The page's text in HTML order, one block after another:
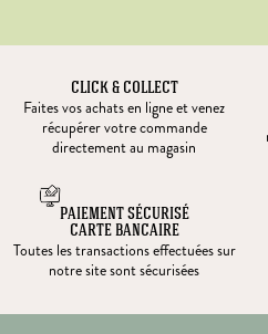
CLICK & COLLECT
Faites vos achats en ligne et venez
récupérer votre commande
directement au magasin
PAIEMENT SÉCURISÉ
CARTE BANCAIRE
Toutes les transactions effectuées sur
notre site sont sécurisées